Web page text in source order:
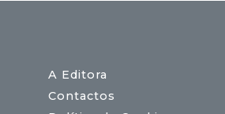
A Editora
Contactos